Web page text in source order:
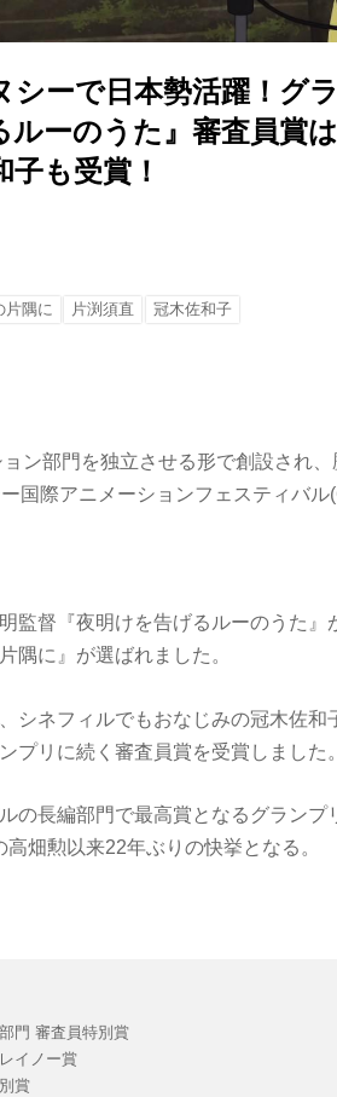
シーで日本勢活躍！グ
ーのうた』審査員賞
も受賞！
片隅に 片渕須直
冠木佐和子
ン部門を独立させる形で創設され
国際アニメーションフェスティバル
監督『夜明けを告げるルーのうた』
隅に』が選ばれました。
シネフィルでもおなじみの冠木佐和
プリに続く審査員賞を受賞しました
の長編部門で最高賞となるグランプ
畑勲以来22年ぶりの快挙となる。
門 審査員特別賞
イノー賞
賞